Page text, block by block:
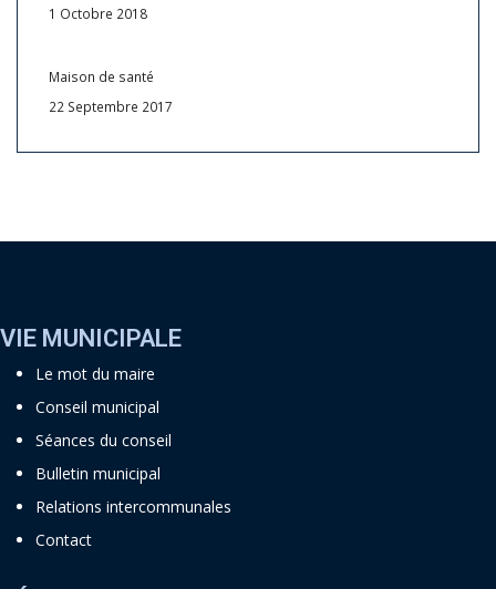
1 Octobre 2018
Maison de santé
22 Septembre 2017
VIE MUNICIPALE
Le mot du maire
Conseil municipal
Séances du conseil
Bulletin municipal
Relations intercommunales
Contact